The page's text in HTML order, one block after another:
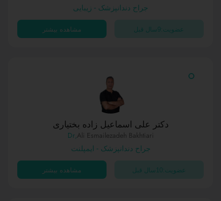
جراح دندانپزشک - زیبایی
عضویت:9سال قبل مشاهده بیشتر
دکتر علی اسماعیل زاده بختیاری
Ali Esmailezadeh Bakhtiari
,Dr
جراح دندانپزشک - ایمپلنت
عضویت:10سال قبل مشاهده بیشتر